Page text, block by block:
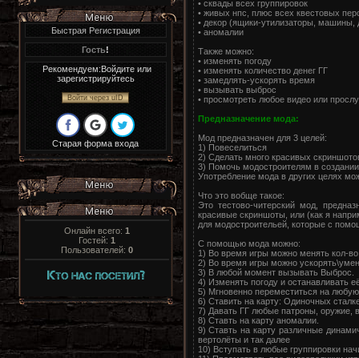
Быстрая Регистрация
Гость!
Рекомендуем:Войдите или
зарегистрируйтесь
Войти через uID
Старая форма входа
Онлайн всего: 1
Гостей: 1
Пользователей: 0
• сквады всех группировок
• живых нпс, плюс всех квестовых
• декор (ящики-утилизаторы, машины,
• аномалии
Также можно:
• изменять погоду
• изменять количество денег ГГ
• замедлять-ускорять время
• вызывать выброс
• просмотреть любое видео или
Предназначение мода:
Мод предназначен для 3 целей:
1) Повеселиться
2) Сделать много красивых
3) Помочь модостроителям в
Употребление мода в других целях
Что это вобще такое:
Это тестово-читерский мод,
красивые скриншоты, или (как я
для модостроительей, которые с
С помощью мода можно:
1) Во время игры можно менять кол-во
2) Во время игры можно
3) В любой момент вызывать Выброс.
4) Изменять погоду и останавливать
5) Мгновенно переместиться на
6) Ставить на карту: Одиночных
7) Давать ГГ любые патроны, оружие,
8) Ставть на карту аномалии.
9) Ставть на карту различные
вертолёты и так далее
10) Вступать в любые группировки